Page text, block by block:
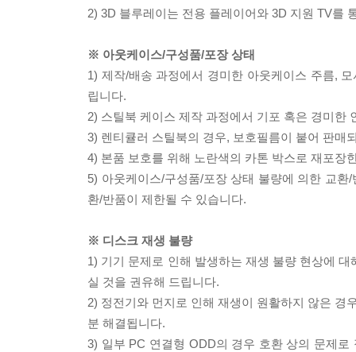
2) 3D 블루레이는 전용 플레이어와 3D 지원 TV를
※ 아웃케이스/구성품/포장 상태
1) 제작/배송 과정에서 경미한 아웃케이스 주름,
립니다.
2) 스틸북 케이스 제작 과정에서 기포 혹은 경미한
3) 렌티큘러 스틸북의 경우, 보호필름이 붙어 판매
4) 본품 보호를 위해 노란색의 카톤 박스로 재포장
5) 아웃케이스/구성품/포장 상태 불량에 의한 교
환/반품이 제한될 수 있습니다.
※ 디스크 재생 불량
1) 기기 문제로 인해 발생하는 재생 불량 현상에
실 것을 권유해 드립니다.
2) 정전기와 먼지로 인해 재생이 원활하지 않은 경
분 해결됩니다.
3) 일부 PC 연결형 ODD의 경우 호환 상의 문제